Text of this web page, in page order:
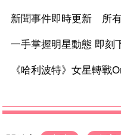
新聞事件即時更新 所有
一手掌握明星動態 即刻
《哈利波特》女星轉